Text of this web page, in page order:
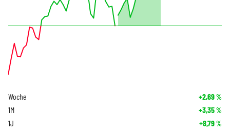
Woche +2,69%
1M +3,35%
1J +8,79%